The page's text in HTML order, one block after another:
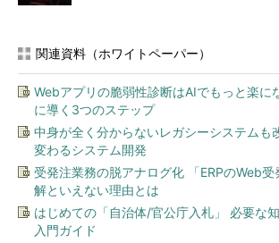
ツールを組み込み、
じようにチェックし
「別のライブラリを
分程度ですみます。
すとなれば、コスト
しょう。
関連資料（ホワイトペーパー）
Webアプリの脆弱性診断はAIでもっと楽に
に導く3つのステップ
中身が全く分からないレガシーシステムも
変わるシステム開発
受発注業務の脱アナログ化 「ERPのWeb
解といえない理由とは
はじめての「自治体/官公庁入札」 必要な
入門ガイド